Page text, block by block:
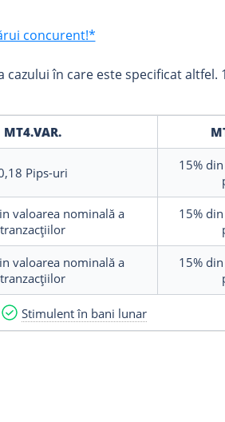
concurent!*
în care este specificat altfel.
MT4.VAR.
Pips-uri 15%
valoarea nominală a
tranzacțiilor
15%
valoarea nominală a
tranzacțiilor
15%
Stimulent în bani lunar